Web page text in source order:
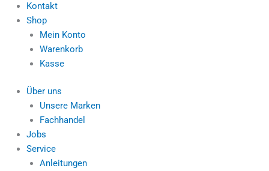
Kontakt
Shop
Mein Konto
Warenkorb
Kasse
Über uns
Unsere Marken
Fachhandel
Jobs
Service
Anleitungen